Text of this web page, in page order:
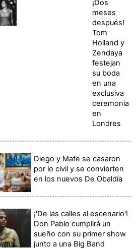
¡Dos
meses
después!
Tom
Holland y
Zendaya
festejan
su boda
en una
exclusiva
ceremonia
en
Londres
Diego y Mafe se casaron
por lo civil y se convierten
en los nuevos De Obaldía
¡'De las calles al escenario'!
Don Pablo cumplirá un
sueño con su primer show
junto a una Big Band